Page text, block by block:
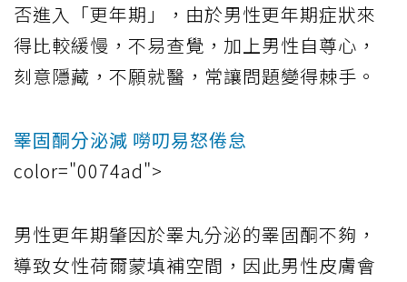
否進入「更年期」，由於男性更年期症狀來
得比較緩慢，不易查覺，加上男性自尊心，
刻意隱藏，不願就醫，常讓問題變得棘手。
睪固酮分泌減 嘮叨易怒倦怠
color="0074ad">
男性更年期肇因於睪丸分泌的睪固酮不夠，
導致女性荷爾蒙填補空間，因此男性皮膚會